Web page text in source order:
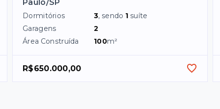
Paulo/SP
Dormitórios 3, sendo 1 suíte
Garagens
2
Área Construída
100m²
R$650.000,00